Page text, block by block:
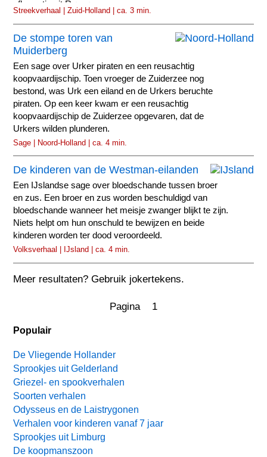
afkomstig uit Rømø.
Streekverhaal | Zuid-Holland | ca. 3 min.
De stompe toren van
Muiderberg
Een sage over Urker piraten en een reusachtig
koopvaardijschip. Toen vroeger de Zuiderzee nog
bestond, was Urk een eiland en de Urkers beruchte
piraten. Op een keer kwam er een reusachtig
koopvaardijschip de Zuiderzee opgevaren, dat de
Urkers wilden plunderen.
Sage | Noord-Holland | ca. 4 min.
De kinderen van de Westman-eilanden
Een IJslandse sage over bloedschande tussen broer
en zus. Een broer en zus worden beschuldigd van
bloedschande wanneer het meisje zwanger blijkt te zijn.
Niets helpt om hun onschuld te bewijzen en beide
kinderen worden ter dood veroordeeld.
Volksverhaal | IJsland | ca. 4 min.
Meer resultaten? Gebruik jokertekens.
Pagina 1
Populair
De Vliegende Hollander
Sprookjes uit Gelderland
Griezel- en spookverhalen
Soorten verhalen
Odysseus en de Laistrygonen
Verhalen voor kinderen vanaf 7 jaar
Sprookjes uit Limburg
De koopmanszoon